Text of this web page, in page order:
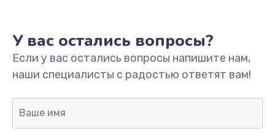
Замена USB порта
990 руб.
Заказать
Замена микрофона
У вас остались вопросы?
Если у вас остались вопросы напишите нам,
наши специалисты с радостью ответят вам!